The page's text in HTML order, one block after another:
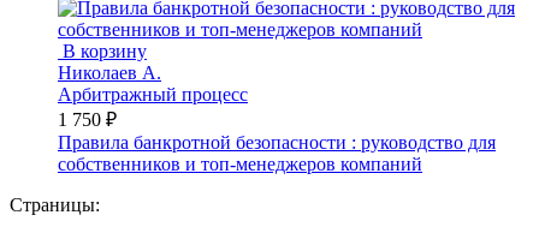
В корзину
Николаев А.
Арбитражный процесс
1 750 ₽
Правила банкротной безопасности : руководство для
собственников и топ-менеджеров компаний
Страницы: